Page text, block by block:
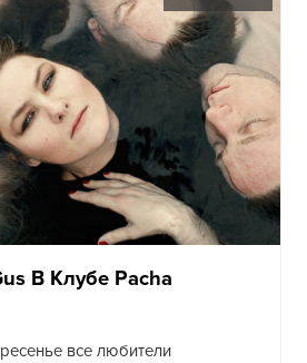
В Клубе Pacha
все любители